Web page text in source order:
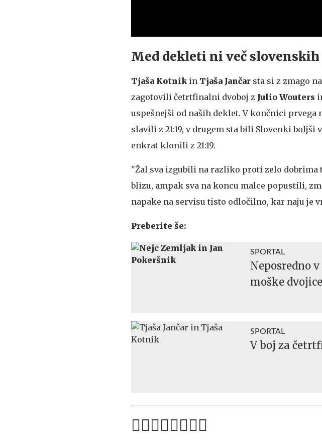
Med dekleti ni več
Tjaša Kotnik in Tjaša Jančar sta si z zmago
zagotovili četrtfinalni dvoboj z Julio Wouters
uspešnejši od naših deklet. V končnici
slavili z 21:19, v drugem sta bili Slovenki
enkrat klonili z 21:19.
"Žal sva izgubili na razliko proti zelo dobrima
blizu, ampak sva na koncu malce popustili,
napake na servisu tisto odločilno, kar naju je
Preberite še:
SPORTAL
Neposredno
moške dvojice
SPORTAL
V boj za